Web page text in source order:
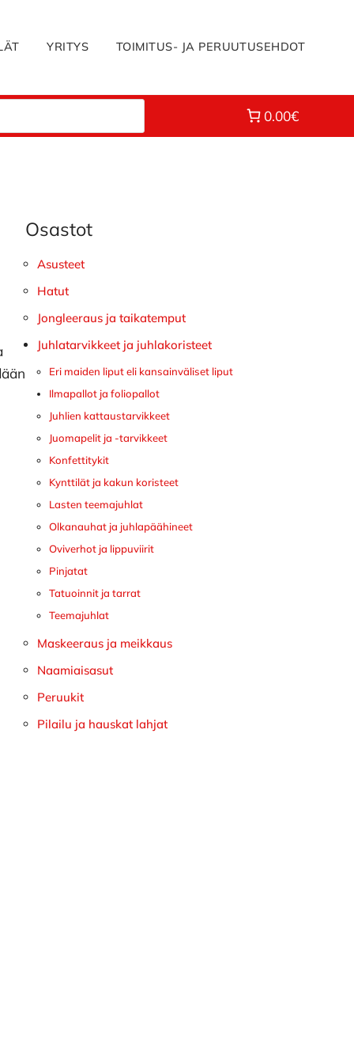
YRITYS TOIMITUS- JA PERUUTUSEHDOT
0.00€
Ensisijainen
sivupalkki
Osastot
Asusteet
Hatut
Jongleeraus ja taikatemput
Juhlatarvikkeet ja juhlakoristeet
Eri maiden liput eli kansainväliset liput
Ilmapallot ja foliopallot
Juhlien kattaustarvikkeet
Juomapelit ja -tarvikkeet
Konfettitykit
Kynttilät ja kakun koristeet
Lasten teemajuhlat
Olkanauhat ja juhlapäähineet
Oviverhot ja lippuviirit
Pinjatat
Tatuoinnit ja tarrat
Teemajuhlat
Maskeeraus ja meikkaus
Naamiaisasut
Peruukit
Pilailu ja hauskat lahjat